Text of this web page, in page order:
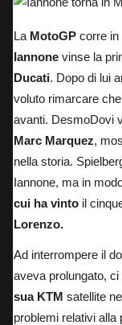
La MotoGP corre in
Iannone vinse la
Ducati. Dopo di lui
voluto rimarcare
avanti. DesmoDovi
Marc Marquez,
nella storia.
Iannone, ma in
cui ha vinto il
Lorenzo.
Ad interrompere il
aveva prolungato, ci
sua KTM satellite
problemi relativi